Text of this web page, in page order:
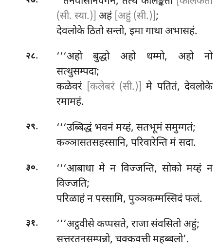
(सी. स्या.)] अहं [अहुं (सी.)];
देवलोके ठितो सन्तो, इमा गाथा अभासहं.
२८. ‘‘‘अहो बुद्धो अहो धम्मो, अहो नो
सत्थुसम्पदा;
कळेवरं [कलेबरं (सी.)] मे पतितं, देवलोके
रमामहं.
२९.
‘‘‘उब्बिद्धं भवनं मय्हं, सतभूमं समुग्गतं;
कञ्ञासतसहस्सानि, परिवारेन्ति मं सदा.
३०.
‘‘‘आबाधा मे न विज्जन्ति, सोको मय्हं न
विज्जति;
परिळाहं न पस्सामि, पुञ्ञकम्मस्सिदं फलं.
३१.
‘‘‘अट्ठवीसे कप्पसते, राजा संवसितो अहुं;
सत्तरतनसम्पन्नो, चक्कवत्ती महब्बलो’.